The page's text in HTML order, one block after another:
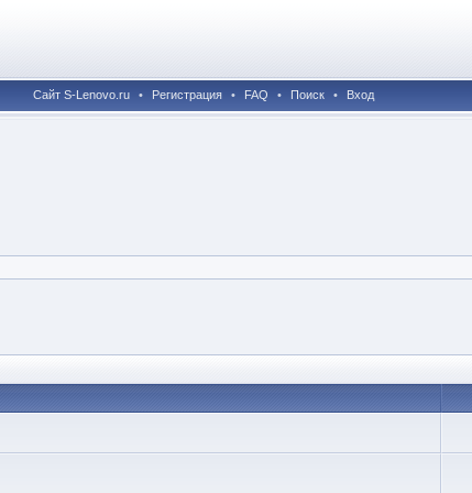
Сайт S-Lenovo.ru • Регистрация • FAQ • Поиск • Вход